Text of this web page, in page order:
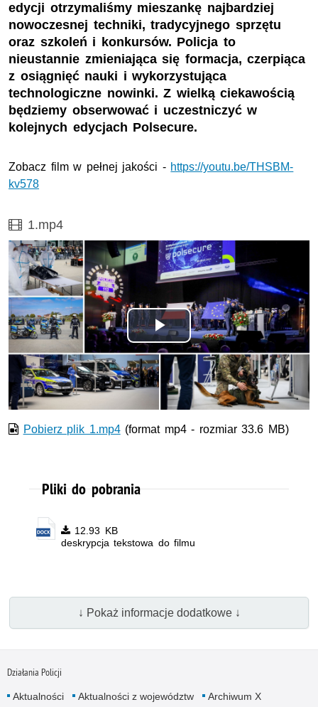
edycji otrzymaliśmy mieszankę najbardziej
nowoczesnej techniki, tradycyjnego sprzętu
oraz szkoleń i konkursów. Policja to
nieustannie zmieniająca się formacja, czerpiąca
z osiągnięć nauki i wykorzystująca
technologiczne nowinki. Z wielką ciekawością
będziemy obserwować i uczestniczyć w
kolejnych edycjach Polsecure.
Zobacz film w pełnej jakości - https://youtu.be/THSBM-
kv578
Film
1.mp4
Odtwórz
wideo
Pobierz plik 1.mp4(format mp4 - rozmiar 33.6 MB)
Pliki do pobrania
12.93 KB
deskrypcja tekstowa do filmu
↓ Pokaż informacje dodatkowe ↓
Działania Policji
Aktualności Aktualności z województw
Archiwum X